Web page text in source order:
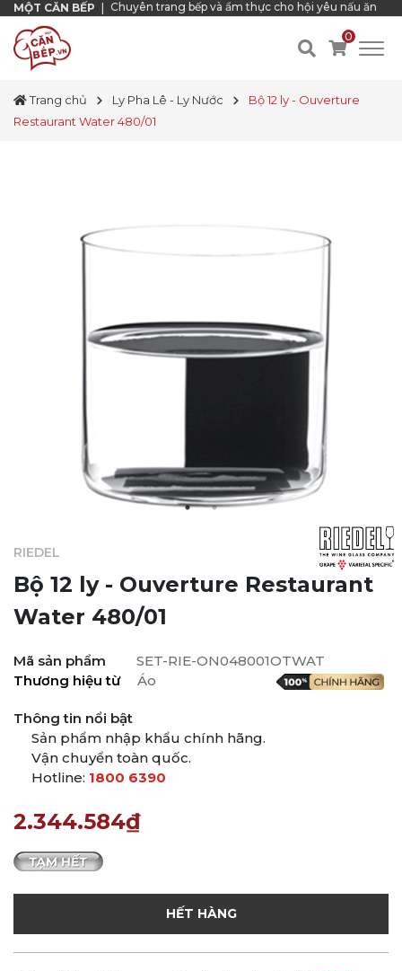
MỘT CĂN BẾP Chuyên trang bếp và ẩm thực cho hội yêu nấu ăn
0
Trang chủ Ly Pha Lê - Ly Nước
Bộ 12 ly - Ouverture
Restaurant Water 480/01
RIEDEL
Bộ 12 ly - Ouverture Restaurant
Water 480/01
Mã sản phẩm
SET-RIE-ON048001OTWAT
Thương hiệu từ
Áo
Thông tin nổi bật
Sản phẩm nhập khẩu chính hãng.
Vận chuyển toàn quốc.
Hotline: 1800 6390
2.344.584₫
HẾT HÀNG